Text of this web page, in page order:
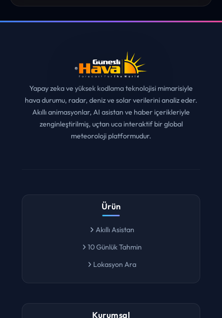
Yapay zeka ve yüksek kodlama teknolojisi mimarisiyle
hava durumu, radar, deniz ve solar verilerini analiz eder.
Akıllı animasyonlar, AI asistan ve haber içerikleriyle
zenginleştirilmiş, uçtan uca interaktif bir global
Ürün